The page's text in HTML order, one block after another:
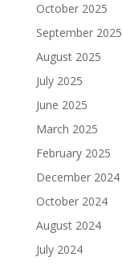
October 2025
September 2025
August 2025
July 2025
June 2025
March 2025
February 2025
December 2024
October 2024
August 2024
July 2024